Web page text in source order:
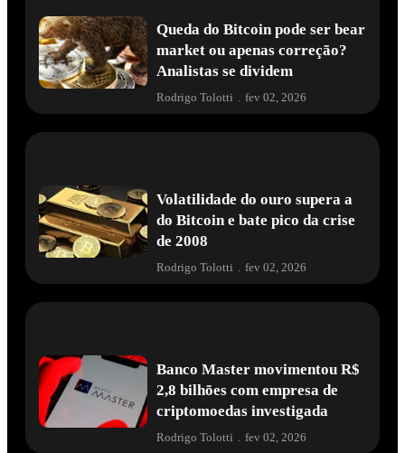
Queda do Bitcoin pode ser bear
market ou apenas correção?
Analistas se dividem
Rodrigo Tolotti . fev 02, 2026
Volatilidade do ouro supera a
do Bitcoin e bate pico da crise
de 2008
Rodrigo Tolotti . fev 02, 2026
Banco Master movimentou R$
2,8 bilhões com empresa de
criptomoedas investigada
Rodrigo Tolotti fev 02, 2026